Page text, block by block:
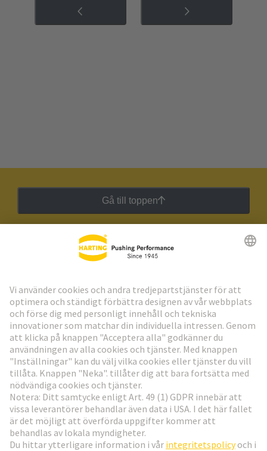
Gå till toppen
HARTING:s nyhetsbrev
Gå till registrering
Social Media